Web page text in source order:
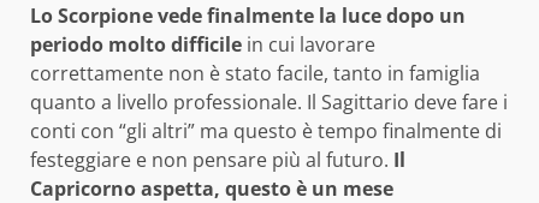
Lo Scorpione vede finalmente la luce dopo un
periodo molto difficile in cui lavorare
correttamente non è stato facile, tanto in famiglia
quanto a livello professionale. Il Sagittario deve fare i
conti con “gli altri” ma questo è tempo finalmente di
festeggiare e non pensare più al futuro. Il
Capricorno aspetta, questo è un mese